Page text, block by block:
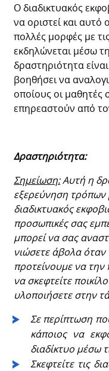
Ο διαδικτυακός
να οριστεί και αυτό
πολλές μορφές με
εκδηλώνεται μέσω
δραστηριότητα
βοηθήσει να
οποίους οι
επηρεαστούν από
Δραστηριότητα:
Σημείωση:Αυτή η
εξερεύνηση τρόπων
διαδικτυακός
προσωπικές σας
μπορεί να σας
νιώσετε άβολα
προτείνουμε να την
να σκεφτείτε
υλοποιήσετε στην
Σε περίπτωση
κάποιος να
διαδίκτυο μέσω
Σκεφτείτε τις